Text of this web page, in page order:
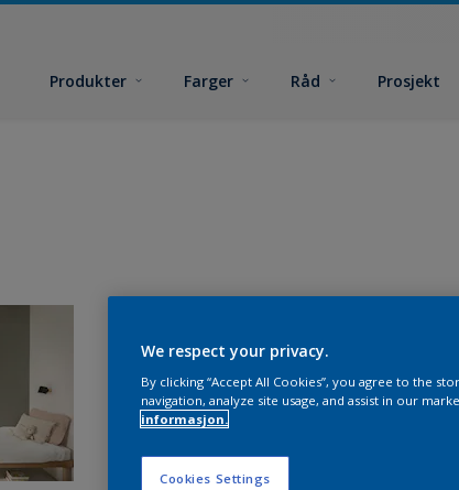
Produkter Farger Råd Prosjekt
We respect your privacy.
By clicking “Accept All Cookies”, you agree to the
navigation, analyze site usage, and assist in our
informasjon.
Cookies Settings